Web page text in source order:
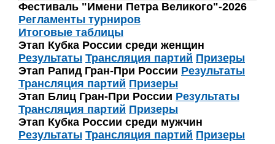
Фестиваль "Имени Петра Великого"-2026
Регламенты турниров
Итоговые таблицы
Этап Кубка России среди женщин
Результаты Трансляция партий Призеры
Этап Рапид Гран-При России Результаты
Трансляция партий Призеры
Этап Блиц Гран-При России Результаты
Трансляция партий Призеры
Этап Кубка России среди мужчин
Результаты Трансляция партий Призеры